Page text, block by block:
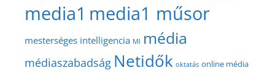
media1 media1 műsor
mesterséges intelligencia MI média
médiaszabadság Netidők oktatás online média